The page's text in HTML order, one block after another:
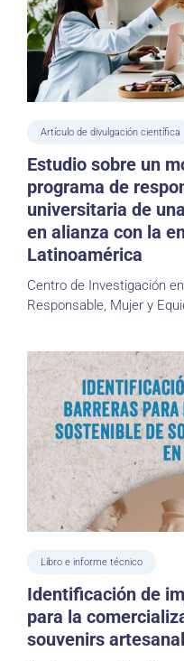
Artículo de divulgación científica
Estudio sobre un
programa de
universitaria de
en alianza con la
Latinoamérica
Centro de Investigación
Responsable, Mujer y
Libro e informe técnico
Identificación de
para la
souvenirs